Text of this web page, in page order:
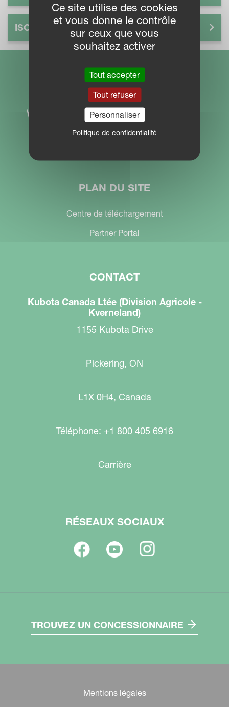
ISOMATCH 4P9
PLAN DU SITE
Centre de téléchargement
Partner Portal
CONTACT
Kubota Canada Ltée (Division Agricole -
Kverneland)
1155 Kubota Drive
Pickering, ON
L1X 0H4, Canada
Téléphone: +1 800 405 6916
Carrière
RÉSEAUX SOCIAUX
TROUVEZ UN CONCESSIONNAIRE
Mentions légales
Ce site utilise des cookies
et vous donne le contrôle
sur ceux que vous
souhaitez activer
Tout accepter
Tout refuser
Personnaliser
Politique de confidentialité